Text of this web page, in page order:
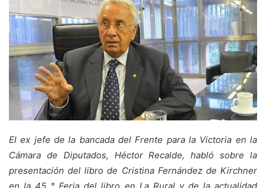
El ex jefe de la bancada del Frente para la Victoria en la
Cámara de Diputados, Héctor Recalde, habló sobre la
presentación del libro de Cristina Fernández de Kirchner